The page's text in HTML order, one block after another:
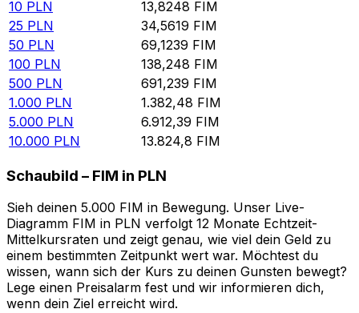
10 PLN 13,8248 FIM
25 PLN 34,5619 FIM
50 PLN 69,1239 FIM
100 PLN 138,248 FIM
500 PLN 691,239 FIM
1.000 PLN 1.382,48 FIM
5.000 PLN 6.912,39 FIM
10.000 PLN 13.824,8 FIM
Schaubild – FIM in PLN
Sieh deinen 5.000 FIM in Bewegung. Unser Live-
Diagramm FIM in PLN verfolgt 12 Monate Echtzeit-
Mittelkursraten und zeigt genau, wie viel dein Geld zu
einem bestimmten Zeitpunkt wert war. Möchtest du
wissen, wann sich der Kurs zu deinen Gunsten bewegt?
Lege einen Preisalarm fest und wir informieren dich,
wenn dein Ziel erreicht wird.